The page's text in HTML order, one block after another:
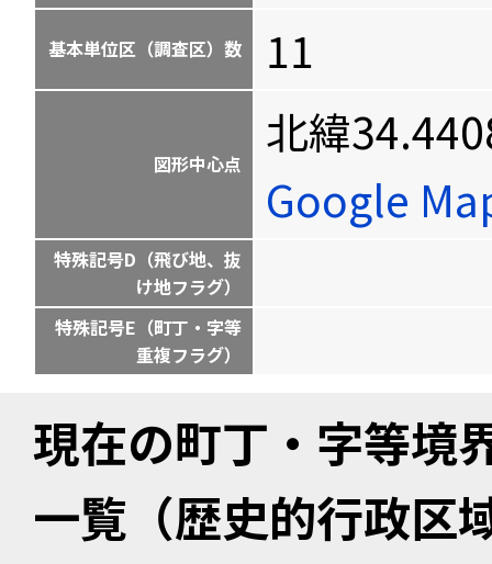
基本単位区（調査区）数 11
図形中心点
北緯
Google
特殊記号D（飛び地、抜
け地フラグ）
特殊記号E（町丁・字等
重複フラグ）
現在の町丁・字等境
一覧（歴史的行政区